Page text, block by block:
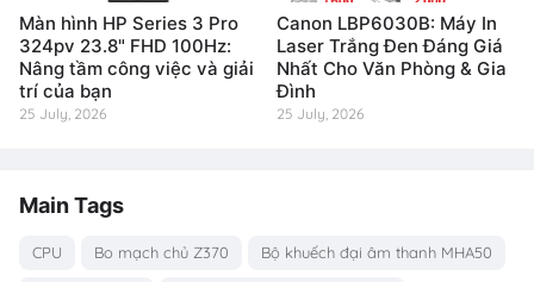
Màn hình HP Series 3 Pro
324pv 23.8" FHD 100Hz:
Nâng tầm công việc và giải
trí của bạn
25 July, 2026
Canon LBP6030B: Máy In
Laser Trắng Đen Đáng Giá
Nhất Cho Văn Phòng & Gia
Đình
25 July, 2026
Main Tags
CPU Bo mạch chủ Z370 Bộ khuếch đại âm thanh MHA50